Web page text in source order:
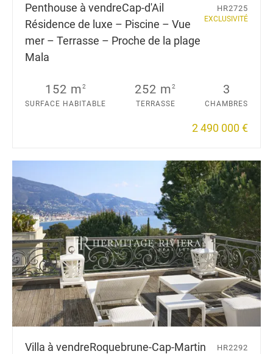
Penthouse à vendreCap-d'Ail
Résidence de luxe – Piscine – Vue
mer – Terrasse – Proche de la plage
Mala
HR2725
EXCLUSIVITÉ
152 m2
SURFACE HABITABLE
252 m2
TERRASSE
3
CHAMBRES
2 490 000 €
Villa à vendreRoquebrune-Cap-Martin
HR2292